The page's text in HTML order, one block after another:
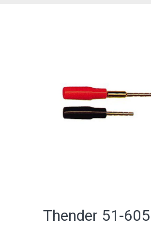
CATALOGO ONLINE
Thender 51-605